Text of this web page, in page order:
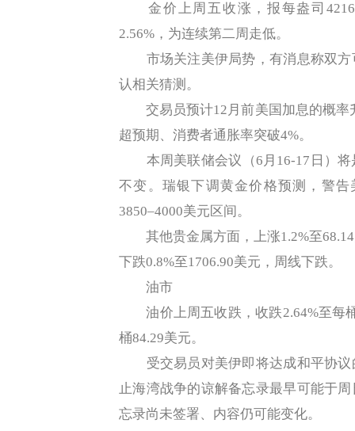
金价上周五收涨，报每盎司
2.56%，为连续第二周走低。
市场关注美伊局势，有消息称双方
认相关猜测。
交易员预计12月前美国加息的概率
超预期、消费者通胀率突破4%。
本周美联储会议（6月16-17日）将
不变。瑞银下调黄金价格预测，警
3850–4000美元区间。
其他贵金属方面，上涨1.2%至68.14
下跌0.8%至1706.90美元，周线下跌。
油市
油价上周五收跌，收跌2.64%至每
桶84.29美元。
受交易员对美伊即将达成和平协议
止海湾战争的谅解备忘录最早可能于
忘录尚未签署、内容仍可能变化。